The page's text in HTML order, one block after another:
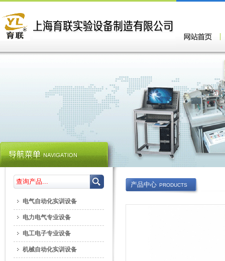
产品中心 PRODUCTS
电气自动化实训设备
电力电气专业设备
电工电子专业设备
机械自动化实训设备